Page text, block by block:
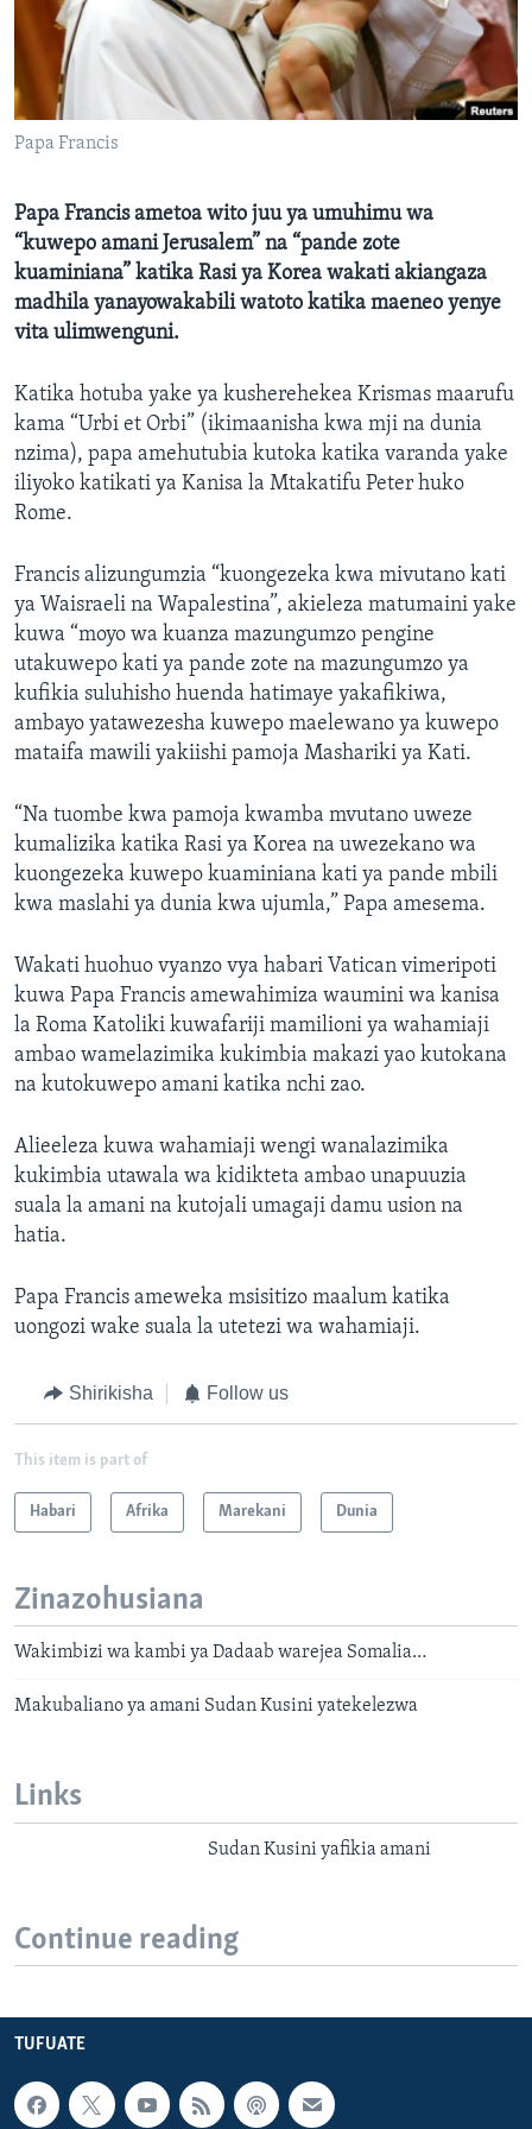
Papa Francis
Papa Francis ametoa wito juu ya umuhimu wa
“kuwepo amani Jerusalem” na “pande zote
kuaminiana” katika Rasi ya Korea wakati akiangaza
madhila yanayowakabili watoto katika maeneo yenye
vita ulimwenguni.
Katika hotuba yake ya kusherehekea Krismas maarufu
kama “Urbi et Orbi” (ikimaanisha kwa mji na dunia
nzima), papa amehutubia kutoka katika varanda yake
iliyoko katikati ya Kanisa la Mtakatifu Peter huko
Rome.
Francis alizungumzia “kuongezeka kwa mivutano kati
ya Waisraeli na Wapalestina”, akieleza matumaini yake
kuwa “moyo wa kuanza mazungumzo pengine
utakuwepo kati ya pande zote na mazungumzo ya
kufikia suluhisho huenda hatimaye yakafikiwa,
ambayo yatawezesha kuwepo maelewano ya kuwepo
mataifa mawili yakiishi pamoja Mashariki ya Kati.
“Na tuombe kwa pamoja kwamba mvutano uweze
kumalizika katika Rasi ya Korea na uwezekano wa
kuongezeka kuwepo kuaminiana kati ya pande mbili
kwa maslahi ya dunia kwa ujumla,” Papa amesema.
Wakati huohuo vyanzo vya habari Vatican vimeripoti
kuwa Papa Francis amewahimiza waumini wa kanisa
la Roma Katoliki kuwafariji mamilioni ya wahamiaji
ambao wamelazimika kukimbia makazi yao kutokana
na kutokuwepo amani katika nchi zao.
Alieeleza kuwa wahamiaji wengi wanalazimika
kukimbia utawala wa kidikteta ambao unapuuzia
suala la amani na kutojali umagaji damu usion na
hatia.
Papa Francis ameweka msisitizo maalum katika
uongozi wake suala la utetezi wa wahamiaji.
Shirikisha Follow us
This item is part of
Habari Afrika Marekani Dunia
Zinazohusiana
Wakimbizi wa kambi ya Dadaab warejea Somalia…
Makubaliano ya amani Sudan Kusini yatekelezwa
Links
Sudan Kusini yafikia amani
Continue reading
TUFUATE